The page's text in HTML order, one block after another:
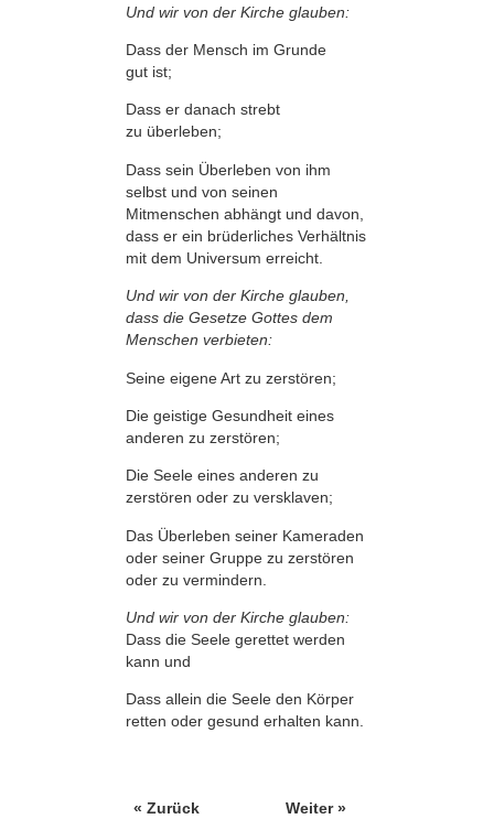
Und wir von der Kirche glauben:
Dass der Mensch im Grunde
gut ist;
Dass er danach strebt
zu überleben;
Dass sein Überleben von ihm
selbst und von seinen
Mitmenschen abhängt und davon,
dass er ein brüderliches Verhältnis
mit dem Universum erreicht.
Und wir von der Kirche glauben,
dass die Gesetze Gottes dem
Menschen verbieten:
Seine eigene Art zu zerstören;
Die geistige Gesundheit eines
anderen zu zerstören;
Die Seele eines anderen zu
zerstören oder zu versklaven;
Das Überleben seiner Kameraden
oder seiner Gruppe zu zerstören
oder zu vermindern.
Und wir von der Kirche glauben:
Dass die Seele gerettet werden
kann und
Dass allein die Seele den Körper
retten oder gesund erhalten kann.
« Zurück Weiter »